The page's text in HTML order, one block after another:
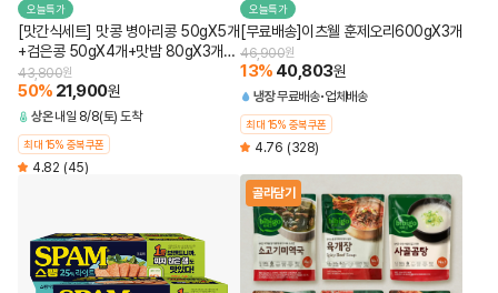
오늘특가
[맛간식세트] 맛콩 병아리콩 50gX5개
+검은콩 50gX4개+맛밤 80gX3개
+맛군밤 60gX3개 (총 15개)
43,800원
50% 21,900원
상온 내일 8/8(토) 도착
최대 15% 중복쿠폰
4.82 (45)
오늘특가
[무료배송]이츠웰 훈제오리600gX3개
46,900원
13% 40,803원
냉장무료배송 업체배송
최대 15% 중복쿠폰
4.76 (328)
골라담기